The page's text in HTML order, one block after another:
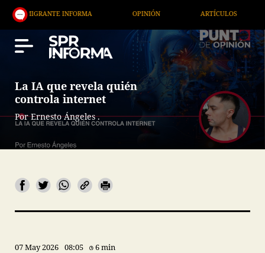
INFORMA OPINIÓN ARTÍCULOS ARTE /
La IA que revela quién
controla internet
Por Ernesto Ángeles .
07 May 2026 08:05 6 min